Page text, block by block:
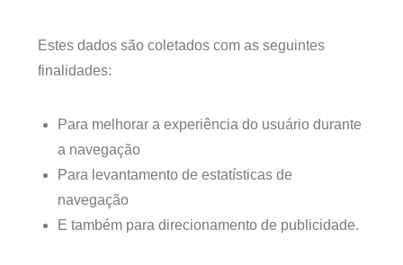
Estes dados são coletados com as seguintes
finalidades:
Para melhorar a experiência do usuário durante
a navegação
Para levantamento de estatísticas de
navegação
E também para direcionamento de publicidade.